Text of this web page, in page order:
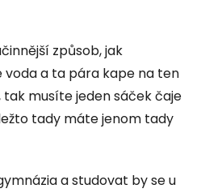
způsob, jak
voda a ta pára kape na ten
musíte jeden sáček čaje
tady máte jenom tady
a studovat by se u